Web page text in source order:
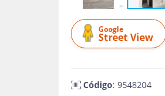
Google
Street View
Código: 9548204